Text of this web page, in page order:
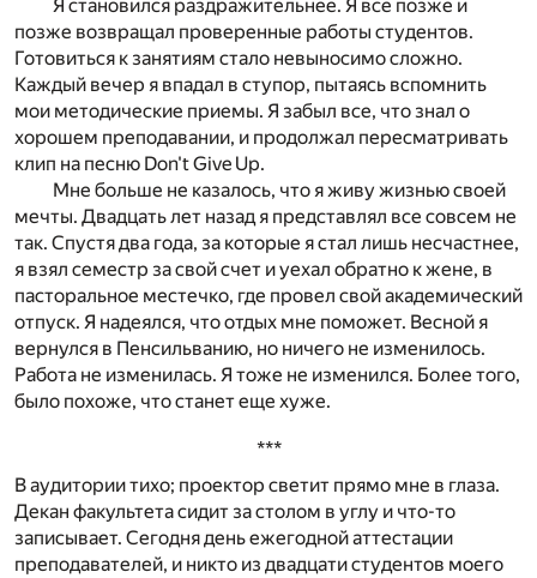
Я становился раздражительнее. Я все позже и
позже возвращал проверенные работы студентов.
Готовиться к занятиям стало невыносимо сложно.
Каждый вечер я впадал в ступор, пытаясь вспомнить
мои методические приемы. Я забыл все, что знал о
хорошем преподавании, и продолжал пересматривать
клип на песню Don't Give Up.
Мне больше не казалось, что я живу жизнью своей
мечты. Двадцать лет назад я представлял все совсем не
так. Спустя два года, за которые я стал лишь несчастнее,
я взял семестр за свой счет и уехал обратно к жене, в
пасторальное местечко, где провел свой академический
отпуск. Я надеялся, что отдых мне поможет. Весной я
вернулся в Пенсильванию, но ничего не изменилось.
Работа не изменилась. Я тоже не изменился. Более того,
было похоже, что станет еще хуже.
***
В аудитории тихо; проектор светит прямо мне в глаза.
Декан факультета сидит за столом в углу и что-то
записывает. Сегодня день ежегодной аттестации
преподавателей, и никто из двадцати студентов моего